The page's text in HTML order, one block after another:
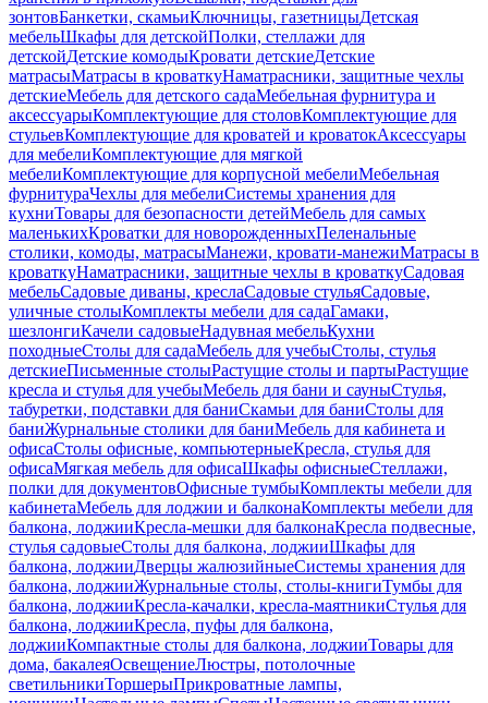
зонтовБанкетки, скамьиКлючницы, газетницыДетская
мебельШкафы для детскойПолки, стеллажи для
детскойДетские комодыКровати детскиеДетские
матрасыМатрасы в кроваткуНаматрасники, защитные чехлы
детскиеМебель для детского садаМебельная фурнитура и
аксессуарыКомплектующие для столовКомплектующие для
стульевКомплектующие для кроватей и кроватокАксессуары
для мебелиКомплектующие для мягкой
мебелиКомплектующие для корпусной мебелиМебельная
фурнитураЧехлы для мебелиСистемы хранения для
кухниТовары для безопасности детейМебель для самых
маленькихКроватки для новорожденныхПеленальные
столики, комоды, матрасыМанежи, кровати-манежиМатрасы в
кроваткуНаматрасники, защитные чехлы в кроваткуСадовая
мебельСадовые диваны, креслаСадовые стульяСадовые,
уличные столыКомплекты мебели для садаГамаки,
шезлонгиКачели садовыеНадувная мебельКухни
походныеСтолы для садаМебель для учебыСтолы, стулья
детскиеПисьменные столыРастущие столы и партыРастущие
кресла и стулья для учебыМебель для бани и сауныСтулья,
табуретки, подставки для баниСкамьи для баниСтолы для
баниЖурнальные столики для баниМебель для кабинета и
офисаСтолы офисные, компьютерныеКресла, стулья для
офисаМягкая мебель для офисаШкафы офисныеСтеллажи,
полки для документовОфисные тумбыКомплекты мебели для
кабинетаМебель для лоджии и балконаКомплекты мебели для
балкона, лоджииКресла-мешки для балконаКресла подвесные,
стулья садовыеСтолы для балкона, лоджииШкафы для
балкона, лоджииДверцы жалюзийныеСистемы хранения для
балкона, лоджииЖурнальные столы, столы-книгиТумбы для
балкона, лоджииКресла-качалки, кресла-маятникиСтулья для
балкона, лоджииКресла, пуфы для балкона,
лоджииКомпактные столы для балкона, лоджииТовары для
дома, бакалеяОсвещениеЛюстры, потолочные
светильникиТоршерыПрикроватные лампы,